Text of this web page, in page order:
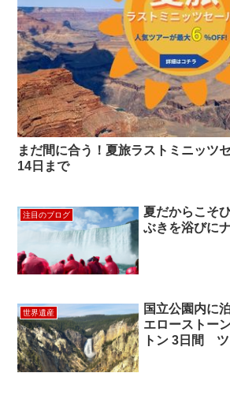
まだ間に合う！夏旅ラストミニッツ
14日まで
注目のブログ
夏だからこそ
ぶきを浴びに
世界遺産
国立公園内に
エローストー
トン 3日間